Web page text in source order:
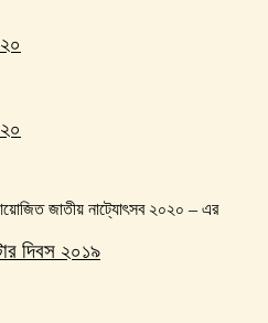
জাতীয় নাট্যোৎসব ২০২০ – এর
দিবস ২০১৯